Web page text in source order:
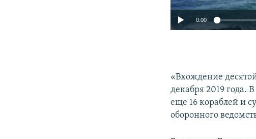
0:00
«Вхождение
декабря 2019 года.
еще 16 кораблей и
оборонного